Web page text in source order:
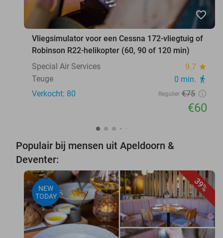
favorite_border
Vliegsimulator voor een Cessna 172-vliegtuig of
Robinson R22-helikopter (60, 90 of 120 min)
Special Air Services
9.7 star
Teuge 0 min. directions_walk
Verkocht: 80 Regulier €75
€60
Populair bij mensen uit Apeldoorn &
Deventer:
39%
NEW
TODAY